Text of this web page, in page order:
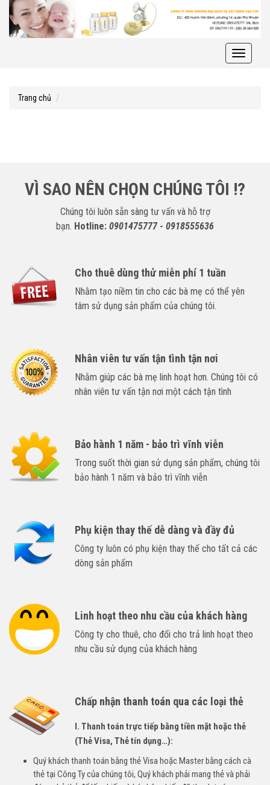
Toggle
Trang chủ
VÌ SAO NÊN CHỌN CHÚNG TÔI !?
Chúng tôi luôn sẵn sàng tư vấn và hỗ trợ
bạn. Hotline: 0901475777 - 0918555636
Cho thuê dùng thử miễn phí 1 tuần
Nhằm tạo niềm tin cho các bà mẹ có thể yên
tâm sử dụng sản phẩm của chúng tôi.
Nhân viên tư vấn tận tình tận nơi
Nhằm giúp các bà mẹ linh hoạt hơn. Chúng tôi có
nhân viên tư vấn tận nơi một cách tận tình
Bảo hành 1 năm - bảo trì vĩnh viễn
Trong suốt thời gian sử dụng sản phẩm, chúng tôi
bảo hành 1 năm và bảo trì vĩnh viễn
Phụ kiện thay thế dễ dàng và đầy đủ
Công ty luôn có phụ kiện thay thế cho tất cả các
dòng sản phẩm
Linh hoạt theo nhu cầu của khách hàng
Công ty cho thuê, cho đổi cho trả linh hoạt theo
nhu cầu sử dụng của khách hàng
Chấp nhận thanh toán qua các loại thẻ
I. Thanh toán trực tiếp bằng tiền mặt hoặc thẻ
(Thẻ Visa, Thẻ tín dụng…):
Quý khách thanh toán bằng thẻ Visa hoặc Master bằng cách cà
thẻ tại Công Ty của chúng tôi, Quý khách phải mang thẻ và phải